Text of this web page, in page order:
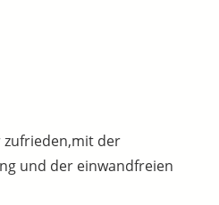
zufrieden,mit der
und der einwandfreien